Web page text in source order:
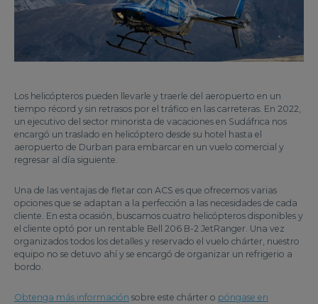
Los helicópteros pueden llevarle y traerle del aeropuerto en un
tiempo récord y sin retrasos por el tráfico en las carreteras. En 2022,
un ejecutivo del sector minorista de vacaciones en Sudáfrica nos
encargó un traslado en helicóptero desde su hotel hasta el
aeropuerto de Durban para embarcar en un vuelo comercial y
regresar al día siguiente.
Una de las ventajas de fletar con ACS es que ofrecemos varias
opciones que se adaptan a la perfección a las necesidades de cada
cliente. En esta ocasión, buscamos cuatro helicópteros disponibles y
el cliente optó por un rentable Bell 206 B-2 JetRanger. Una vez
organizados todos los detalles y reservado el vuelo chárter, nuestro
equipo no se detuvo ahí y se encargó de organizar un refrigerio a
bordo.
Obtenga más información sobre este chárter o póngase en